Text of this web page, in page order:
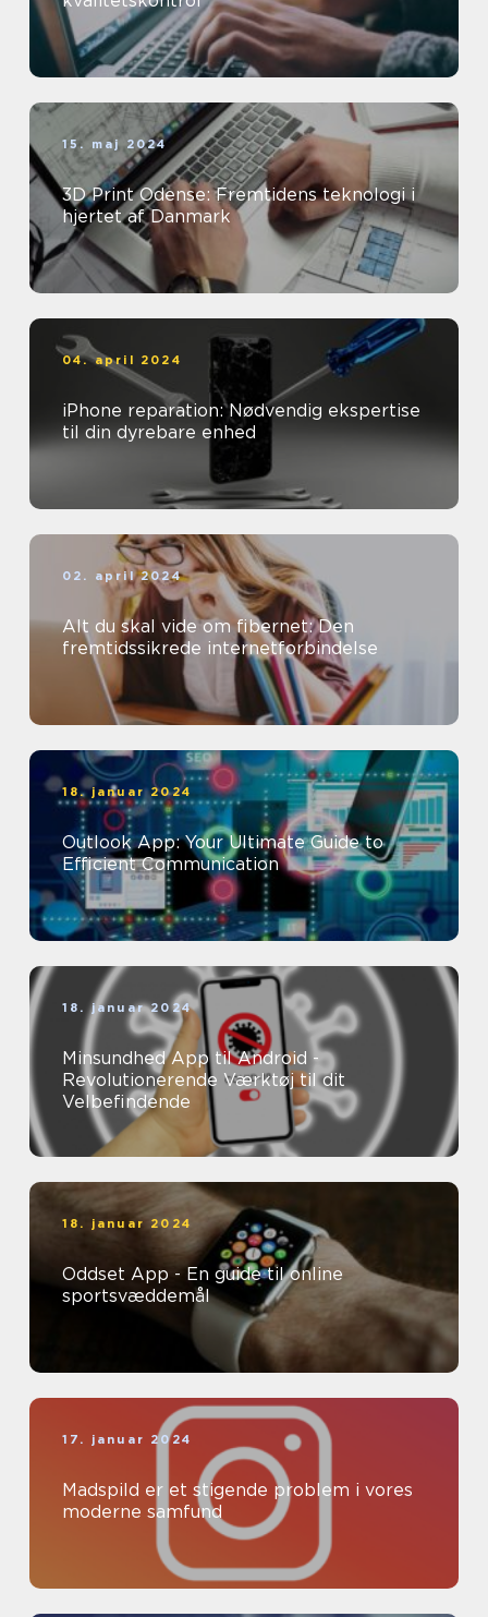
15. maj 2024
3D Print Odense: Fremtidens teknologi i
hjertet af Danmark
04. april 2024
iPhone reparation: Nødvendig ekspertise
til din dyrebare enhed
02. april 2024
Alt du skal vide om fibernet: Den
fremtidssikrede internetforbindelse
18. januar 2024
Outlook App: Your Ultimate Guide to
Efficient Communication
18. januar 2024
Minsundhed App til Android -
Revolutionerende Værktøj til dit
Velbefindende
18. januar 2024
Oddset App - En guide til online
sportsvæddemål
17. januar 2024
Madspild er et stigende problem i vores
moderne samfund